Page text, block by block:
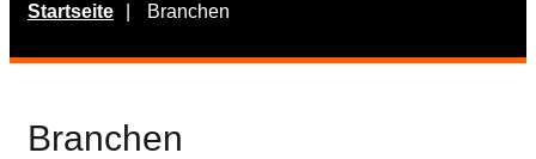
Startseite Branchen
Branchen